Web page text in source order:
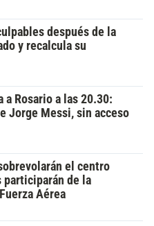
después de la
y recalcula su
Rosario a las 20.30:
Jorge Messi, sin acceso
el centro
de la
Aérea